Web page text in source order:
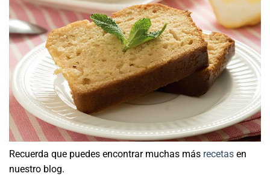
Recuerda que puedes encontrar muchas más recetas en
nuestro blog.